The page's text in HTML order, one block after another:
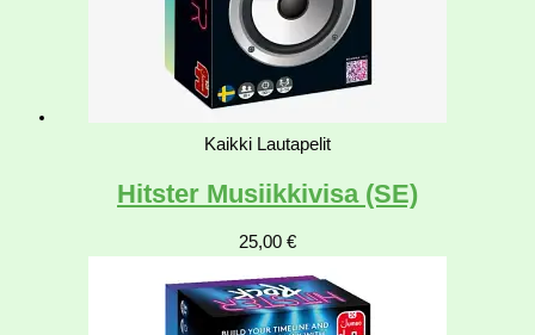
Kaikki Lautapelit
Hitster Musiikkivisa (SE)
25,00 €